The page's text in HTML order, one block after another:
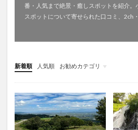
番・人気まで絶景・癒しスポットを紹介。
スポットについて寄せられた口コミ、2ch
新着順 人気順 お勧めカテゴリ
未分類